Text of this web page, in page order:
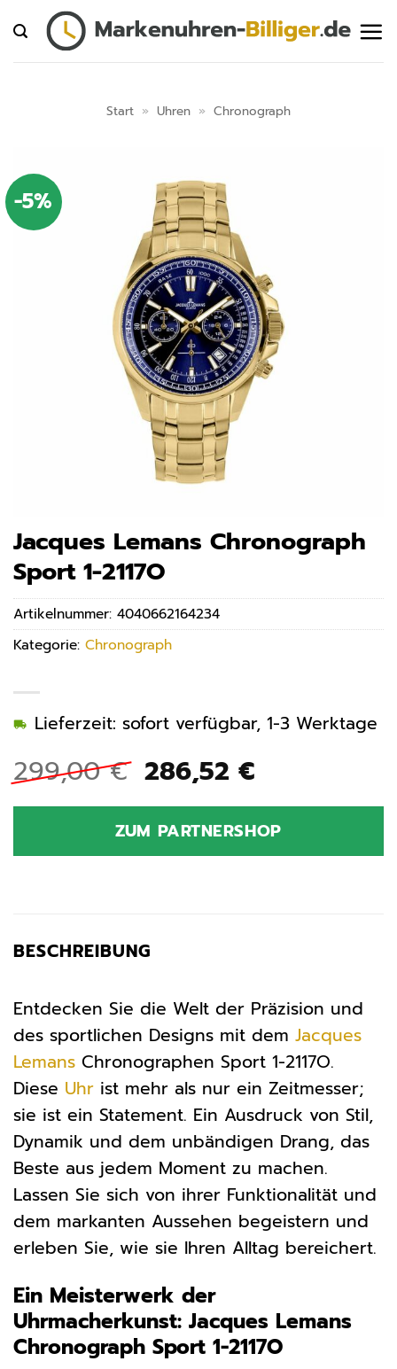
Inhalt
springen
Start » Uhren » Chronograph
-5%
Jacques Lemans Chronograph
Sport 1-2117O
299,00€ Ursprünglicher
Preis
war:
299,00 €
286,52 €Aktueller
ist:
286,52 €.
Lieferzeit: sofort verfügbar, 1-3 Werktage
ZUM PARTNERSHOP
Artikelnummer: 4040662164234
Kategorie: Chronograph
BESCHREIBUNG
Entdecken Sie die Welt der Präzision und
des sportlichen Designs mit dem Jacques
Lemans Chronographen Sport 1-2117O.
Diese Uhr ist mehr als nur ein Zeitmesser;
sie ist ein Statement. Ein Ausdruck von Stil,
Dynamik und dem unbändigen Drang, das
Beste aus jedem Moment zu machen.
Lassen Sie sich von ihrer Funktionalität und
dem markanten Aussehen begeistern und
erleben Sie, wie sie Ihren Alltag bereichert.
Ein Meisterwerk der
Uhrmacherkunst: Jacques Lemans
Chronograph Sport 1-2117O